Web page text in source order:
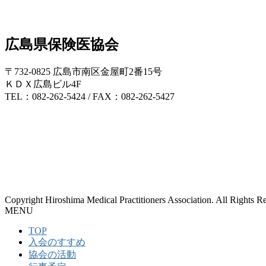
広島県保険医協会
〒732-0825 広島市南区金屋町2番15号
ＫＤＸ広島ビル4F
TEL：082-262-5424 / FAX：082-262-5427
Copyright Hiroshima Medical Practitioners Association. All Rights
MENU
TOP
入会のすすめ
協会の活動